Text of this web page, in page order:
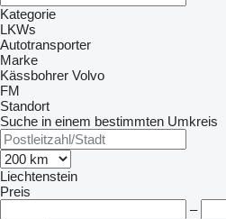
Kategorie
LKWs
Autotransporter
Marke
Kässbohrer Volvo
FM
Standort
Suche in einem bestimmten Umkreis
Liechtenstein
Preis
–